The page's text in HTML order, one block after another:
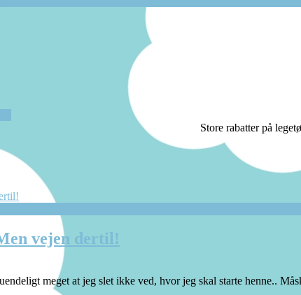
Store rabatter på
vejen dertil!
meget at jeg slet ikke ved, hvor jeg skal starte henne..